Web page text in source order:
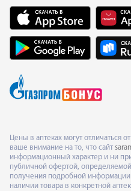
Цены в аптеках могут отличаться
ваше внимание на то, что сайт
информационный характер и ни
публичной офертой,
получения подробной
наличии товара в конкретной